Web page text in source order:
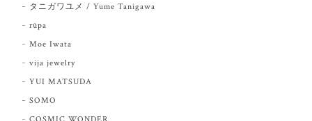
タニガワユメ / Yume Tanigawa
rūpa
Moe Iwata
vija jewelry
YUI MATSUDA
SOMO